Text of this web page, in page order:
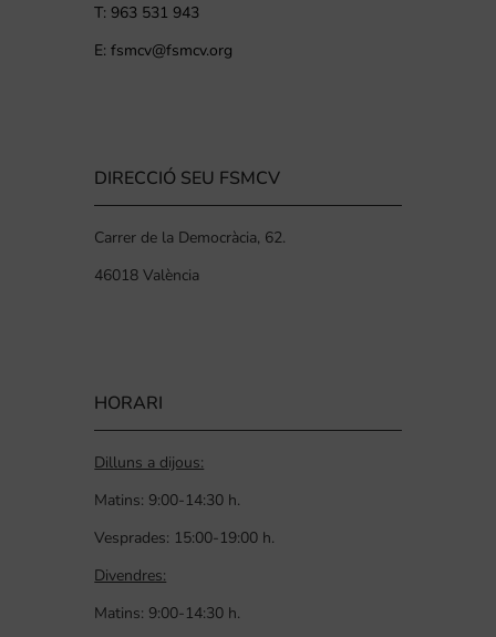
T: 963 531 943
E: fsmcv@fsmcv.org
DIRECCIÓ SEU FSMCV
Carrer de la Democràcia, 62.
46018 València
HORARI
Dilluns a dijous:
Matins: 9:00-14:30 h.
Vesprades: 15:00-19:00 h.
Divendres:
Matins: 9:00-14:30 h.